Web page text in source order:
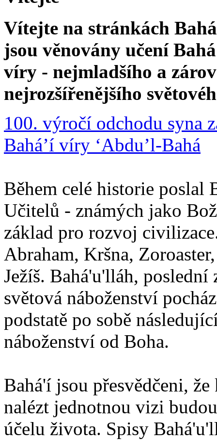
Vítejte na stránkách
jsou věnovány učení
víry - nejmladšího a
nejrozšířenějšího
100. výročí odchodu syna
Bahá’í víry ‘Abdu’l-Bahá
Během celé historie poslal
Učitelů - známých jako
základ pro rozvoj
Abraham, Kršna,
Ježíš. Bahá'u'lláh,
světová náboženství
podstatě po sobě
náboženství od Boha.
Bahá'í jsou přesvědčeni,
nalézt jednotnou vizi
účelu života. Spisy